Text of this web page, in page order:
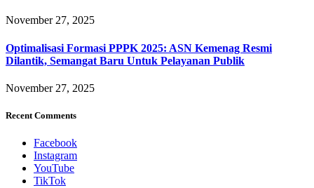
November 27, 2025
Optimalisasi Formasi PPPK 2025: ASN Kemenag Resmi
Dilantik, Semangat Baru Untuk Pelayanan Publik
November 27, 2025
Recent Comments
Facebook
Instagram
YouTube
TikTok